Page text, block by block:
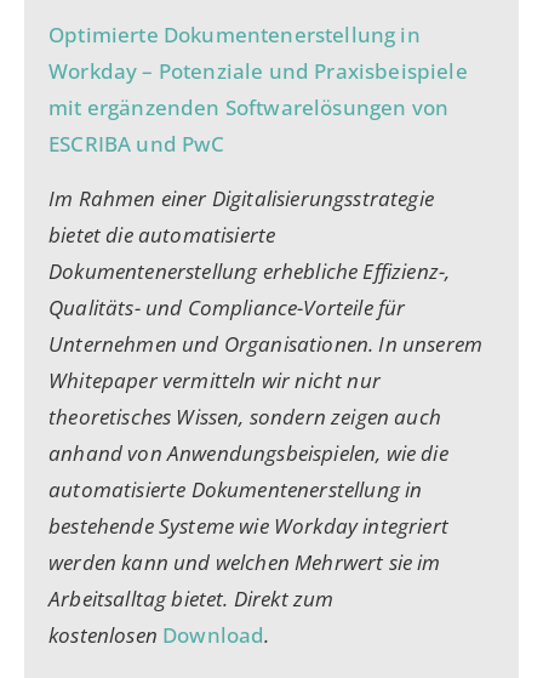
Optimierte Dokumentenerstellung in
Workday – Potenziale und Praxisbeispiele
mit ergänzenden Softwarelösungen von
ESCRIBA und PwC
Im Rahmen einer Digitalisierungsstrategie
bietet die automatisierte
Dokumentenerstellung erhebliche Effizienz-,
Qualitäts- und Compliance-Vorteile für
Unternehmen und Organisationen. In unserem
Whitepaper vermitteln wir nicht nur
theoretisches Wissen, sondern zeigen auch
anhand von Anwendungsbeispielen, wie die
automatisierte Dokumentenerstellung in
bestehende Systeme wie Workday integriert
werden kann und welchen Mehrwert sie im
Arbeitsalltag bietet. Direkt zum
kostenlosen Download.